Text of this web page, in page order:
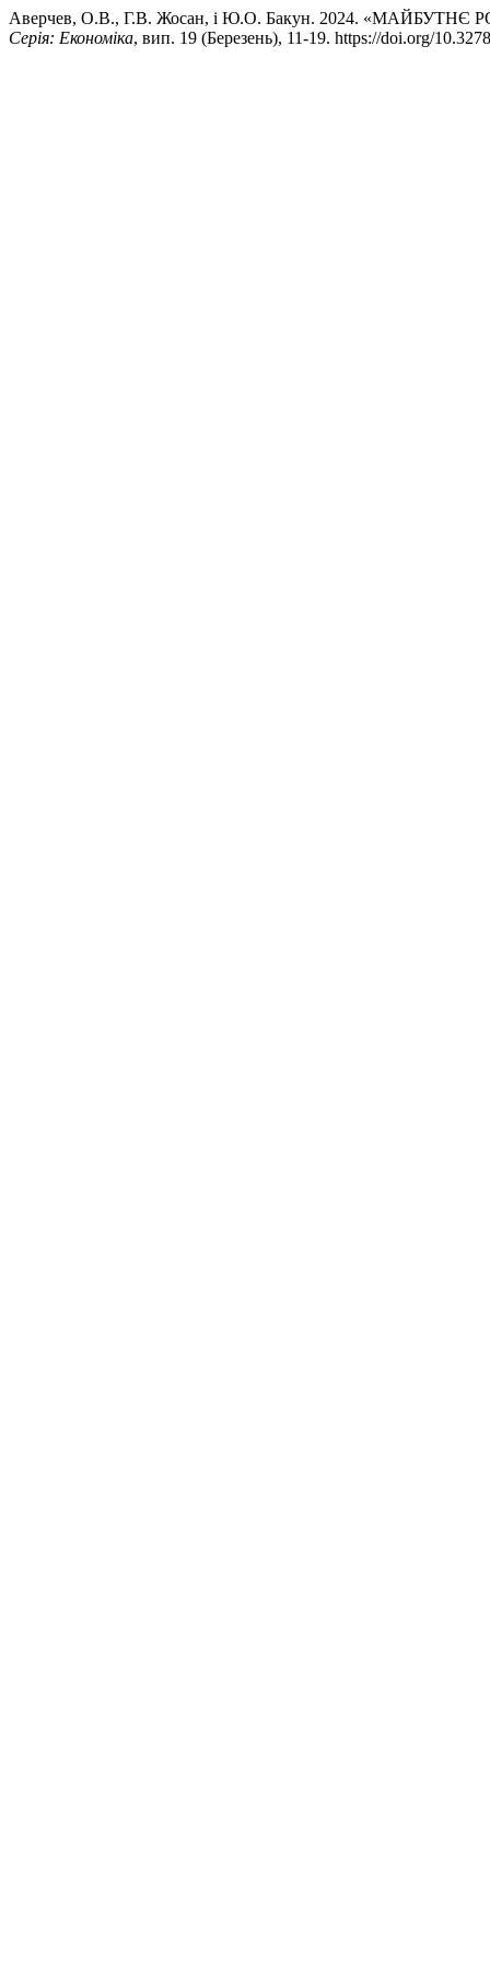
Аверчев, О.В., Г.В. Жосан, і Ю.О. Бакун. 2024.
Серія: Економіка, вип. 19 (Березень), 11-19. https://doi.org/